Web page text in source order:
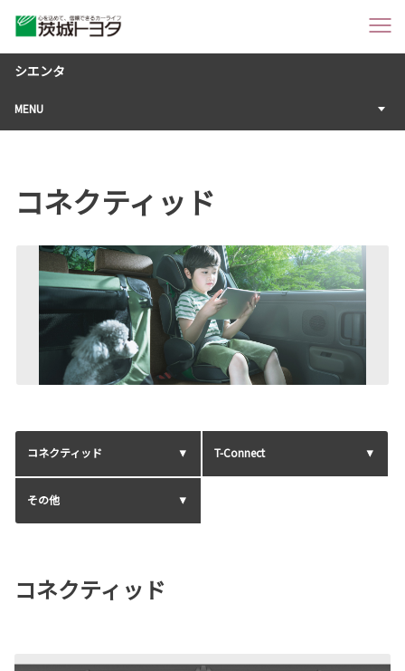
シエンタ
MENU
コネクティッド
コネクティッド T-Connect
その他
コネクティッド